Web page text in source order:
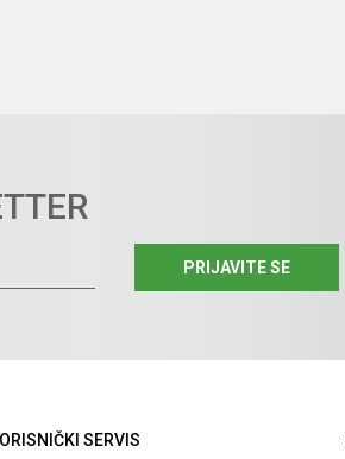
PRIJAVITE SE
SERVIS